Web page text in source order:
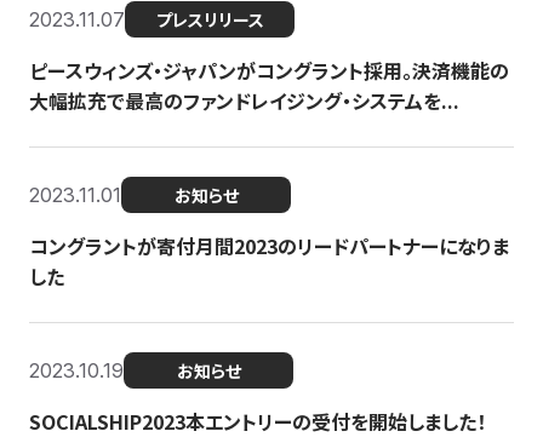
2023.11.07 プレスリリース
ピースウィンズ・ジャパンがコングラント採用。決済機能の
大幅拡充で最高のファンドレイジング・システムを...
2023.11.01 お知らせ
コングラントが寄付月間2023のリードパートナーになりま
した
2023.10.19 お知らせ
SOCIALSHIP2023本エントリーの受付を開始しました！